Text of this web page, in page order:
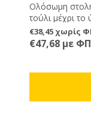
Ολόσωμη στολή
τούλι μέχρι
μελισσοκόμο
επιθεώρηση
XL και XXL.
€38,45 χωρίς
€47,68 με